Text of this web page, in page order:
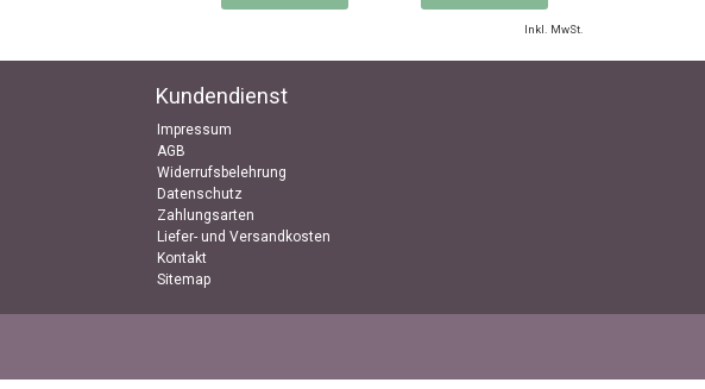
Inkl. MwSt.
Kundendienst
Impressum
AGB
Widerrufsbelehrung
Datenschutz
Zahlungsarten
Liefer- und Versandkosten
Kontakt
Sitemap